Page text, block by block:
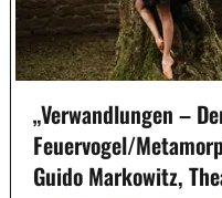
„Verwandlungen –
Feuervogel/
Guido Markowitz,